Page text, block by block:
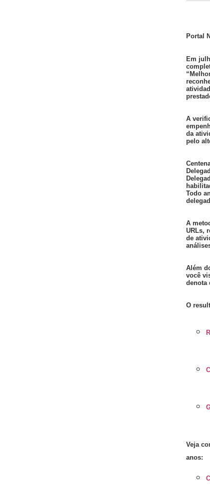
Portal
Em
A
da
pelo
Todo
A
URLs,
de
Além
você
denota
O
Veja
anos: